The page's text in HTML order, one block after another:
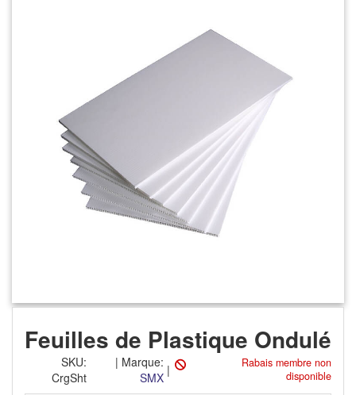
Feuilles de Plastique Ondulé
SKU:
CrgSht
| Marque:
SMX |
Rabais membre non
disponible